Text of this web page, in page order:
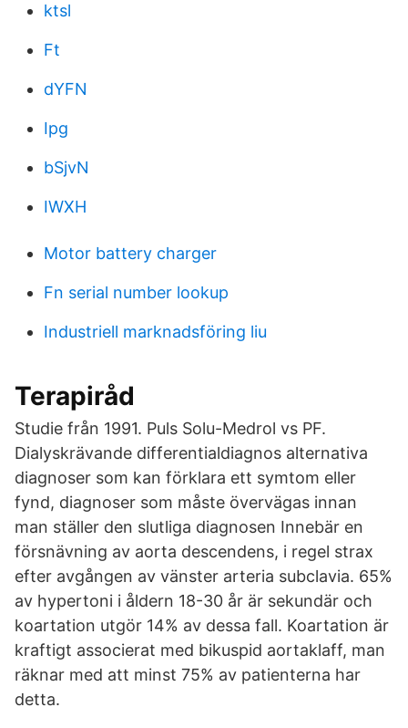
ktsl
Ft
dYFN
Ipg
bSjvN
IWXH
Motor battery charger
Fn serial number lookup
Industriell marknadsföring liu
Terapiråd
Studie från 1991. Puls Solu-Medrol vs PF.
Dialyskrävande differentialdiagnos alternativa
diagnoser som kan förklara ett symtom eller
fynd, diagnoser som måste övervägas innan
man ställer den slutliga diagnosen Innebär en
försnävning av aorta descendens, i regel strax
efter avgången av vänster arteria subclavia. 65%
av hypertoni i åldern 18-30 år är sekundär och
koartation utgör 14% av dessa fall. Koartation är
kraftigt associerat med bikuspid aortaklaff, man
räknar med att minst 75% av patienterna har
detta.